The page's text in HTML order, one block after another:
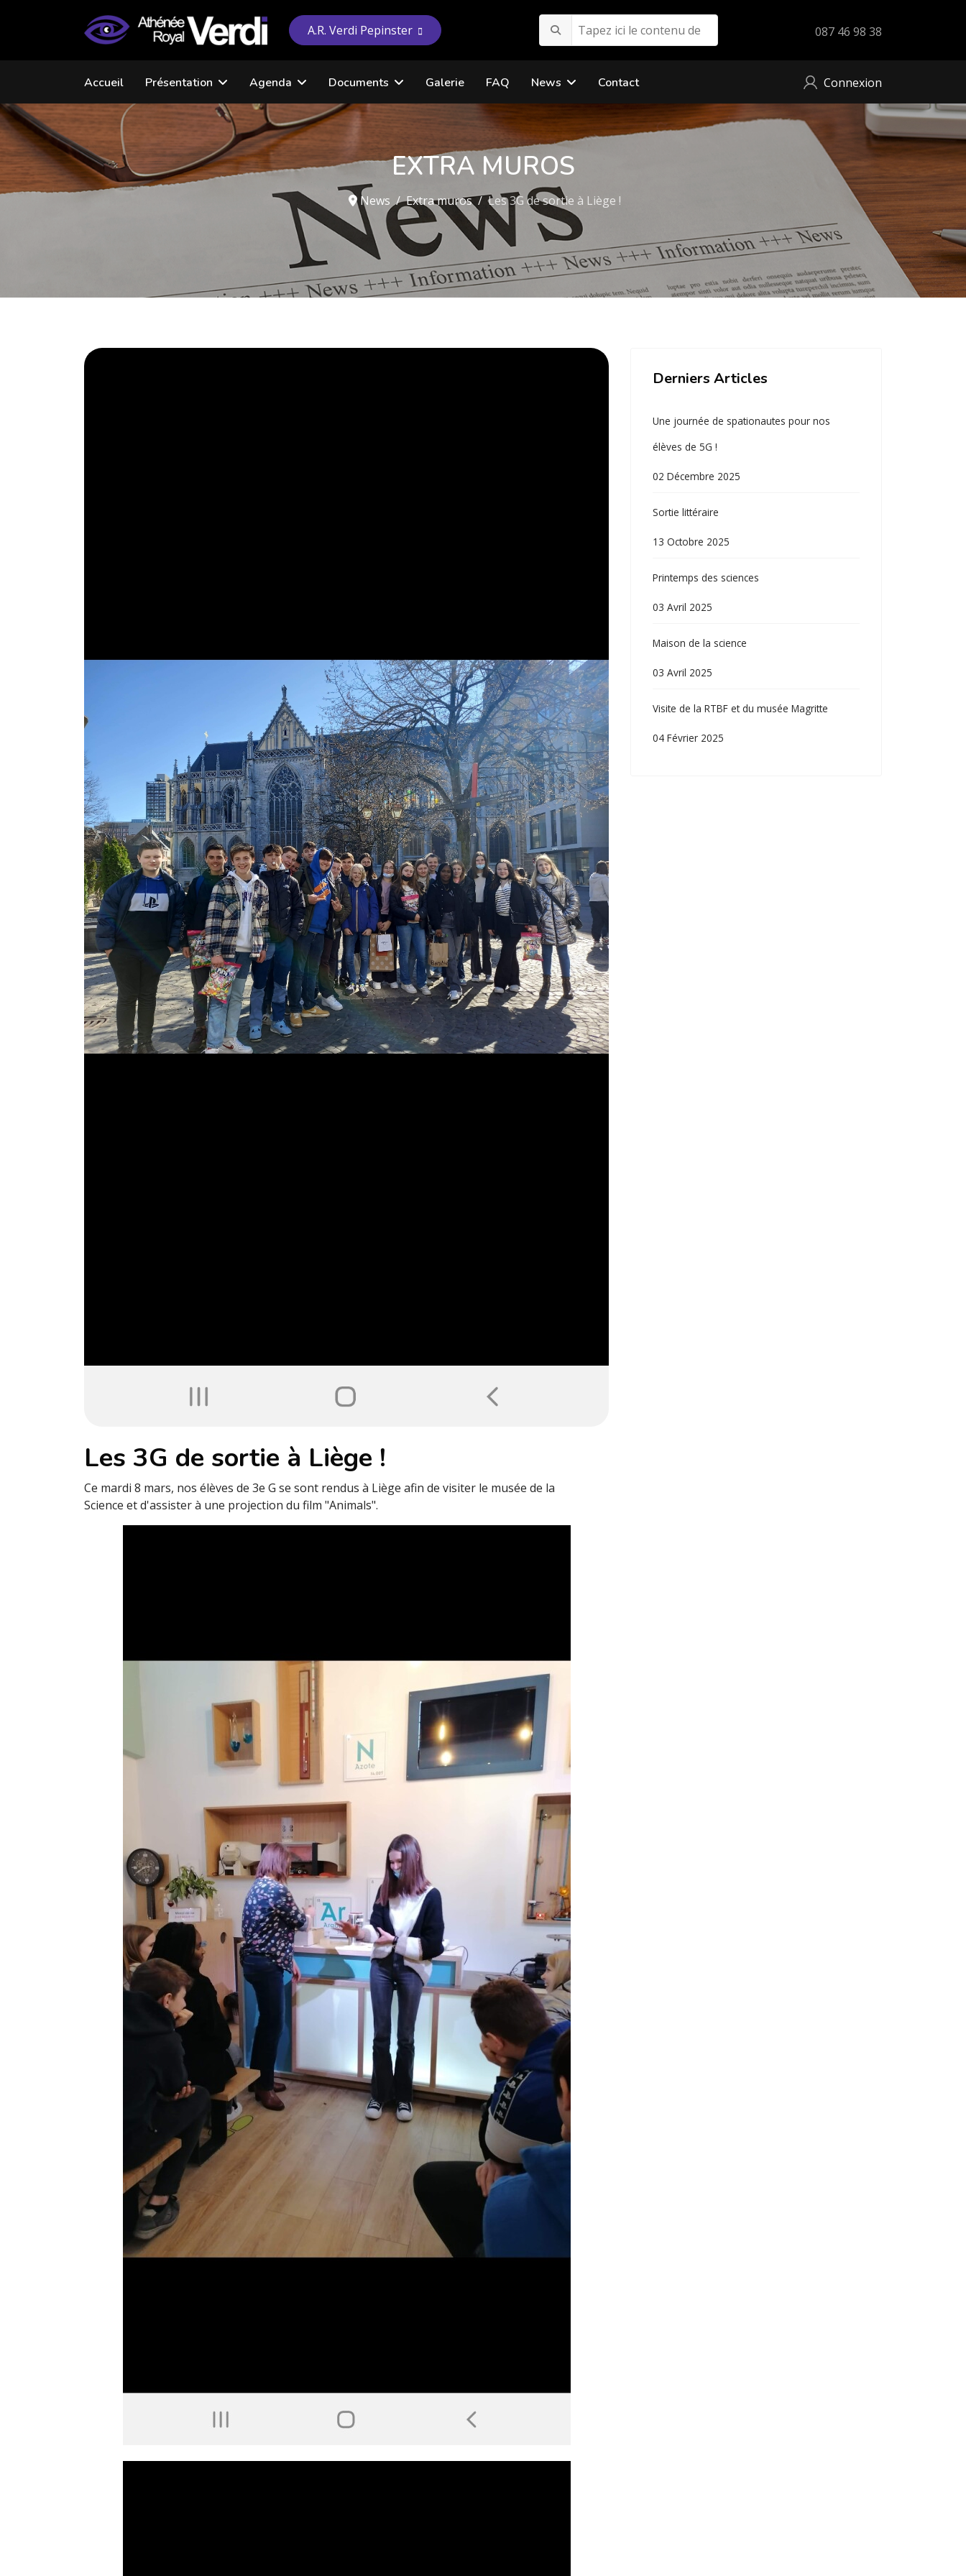
A.R. Verdi Pepinster 087 46 98 38
Accueil Présentation Agenda Documents Galerie FAQ News Contact Connexion
EXTRA MUROS
News Extra muros Les 3G de sortie à Liège !
Les 3G de sortie à Liège !
Ce mardi 8 mars, nos élèves de 3e G se sont rendus à Liège afin de visiter le musée de la
Science et d'assister à une projection du film "Animals".
Derniers Articles
Une journée de spationautes pour nos
élèves de 5G !
02 Décembre 2025
Sortie littéraire
13 Octobre 2025
Printemps des sciences
03 Avril 2025
Maison de la science
03 Avril 2025
Visite de la RTBF et du musée Magritte
04 Février 2025